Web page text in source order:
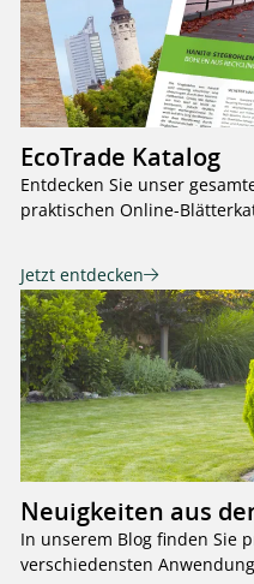
EcoTrade Katalog
Entdecken Sie unser
praktischen Online-
Jetzt entdecken
Neuigkeiten aus
In unserem Blog finden Sie
verschiedensten